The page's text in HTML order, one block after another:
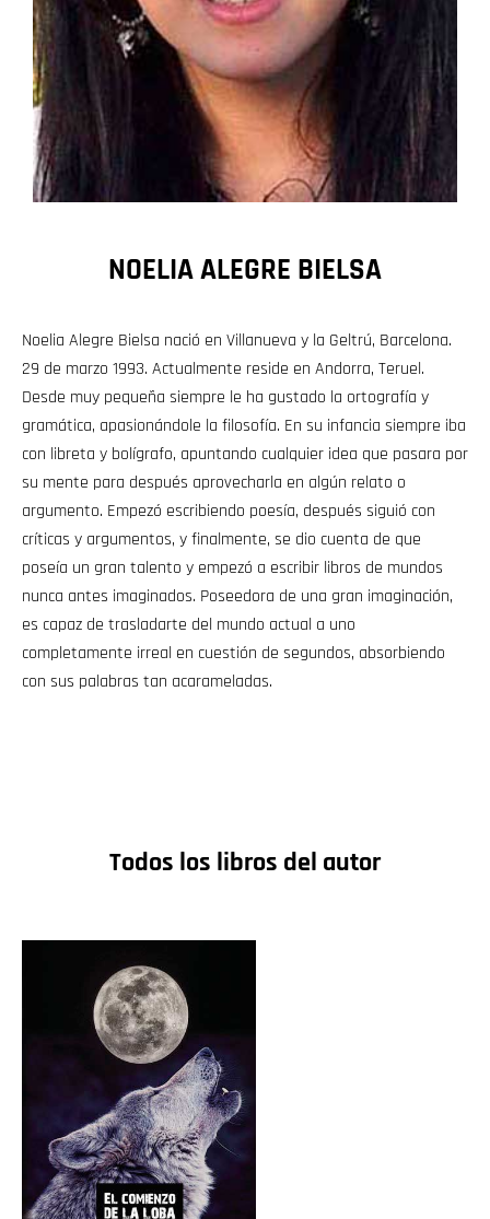
NOELIA ALEGRE BIELSA
Noelia Alegre Bielsa nació en Villanueva y la Geltrú, Barcelona.
29 de marzo 1993. Actualmente reside en Andorra, Teruel.
Desde muy pequeña siempre le ha gustado la ortografía y
gramática, apasionándole la filosofía. En su infancia siempre iba
con libreta y bolígrafo, apuntando cualquier idea que pasara por
su mente para después aprovecharla en algún relato o
argumento. Empezó escribiendo poesía, después siguió con
críticas y argumentos, y finalmente, se dio cuenta de que
poseía un gran talento y empezó a escribir libros de mundos
nunca antes imaginados. Poseedora de una gran imaginación,
es capaz de trasladarte del mundo actual a uno
completamente irreal en cuestión de segundos, absorbiendo
con sus palabras tan acarameladas.
Todos los libros del autor